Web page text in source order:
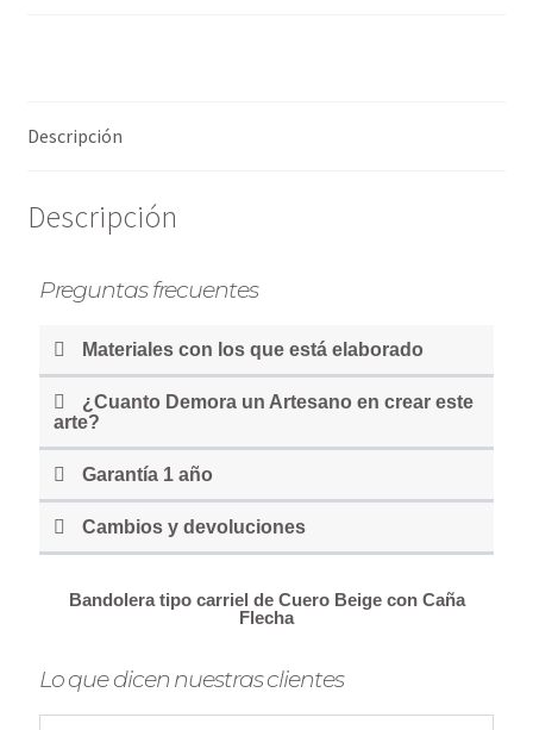
Descripción
Descripción
Preguntas frecuentes
Materiales con los que está elaborado
¿Cuanto Demora un Artesano en crear este
arte?
Garantía 1 año
Cambios y devoluciones
Bandolera tipo carriel de Cuero Beige con Caña
Flecha
Lo que dicen nuestras clientes